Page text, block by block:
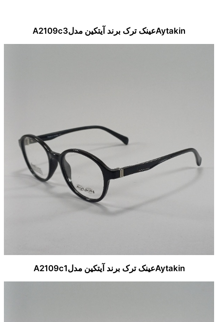
Aytakinعینک ترک برند آیتکین مدلA2109c3
Aytakinعینک ترک برند آیتکین مدلA2109c1